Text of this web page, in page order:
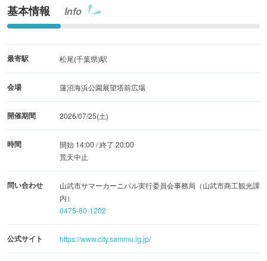
基本情報 Info
最寄駅 松尾(千葉県)駅
会場 蓮沼海浜公園展望塔前広場
開催期間 2026/07/25(土)
時間
開始 14:00 / 終了 20:00
荒天中止
問い合わせ
山武市サマーカーニバル実行委員会事務局（山武市商工観光課
内）
0475-80-1202
公式サイト https://www.city.sammu.lg.jp/